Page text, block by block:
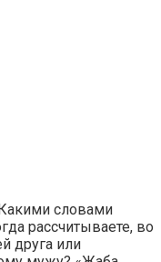
словами
рассчитываете, во
друга или